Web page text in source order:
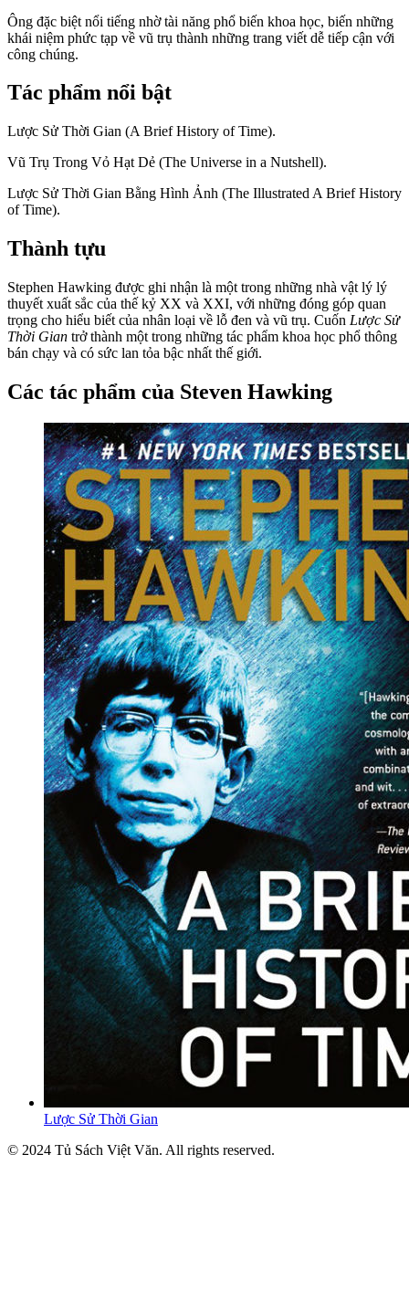
Ông đặc biệt nổi tiếng nhờ tài năng phổ biến khoa học, biến những
khái niệm phức tạp về vũ trụ thành những trang viết dễ tiếp cận với
công chúng.
Tác phẩm nổi bật
Lược Sử Thời Gian (A Brief History of Time).
Vũ Trụ Trong Vỏ Hạt Dẻ (The Universe in a Nutshell).
Lược Sử Thời Gian Bằng Hình Ảnh (The Illustrated A Brief History
of Time).
Thành tựu
Stephen Hawking được ghi nhận là một trong những nhà vật lý lý
thuyết xuất sắc của thế kỷ XX và XXI, với những đóng góp quan
trọng cho hiểu biết của nhân loại về lỗ đen và vũ trụ. Cuốn Lược Sử
Thời Gian trở thành một trong những tác phẩm khoa học phổ thông
bán chạy và có sức lan tỏa bậc nhất thế giới.
Các tác phẩm của Steven Hawking
Lược Sử Thời Gian
© 2024 Tủ Sách Việt Văn. All rights reserved.